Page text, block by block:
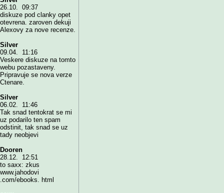
26.10. 09:37
diskuze pod clanky opet
otevrena. zaroven dekuji
Alexovy za nove recenze.
Silver
09.04. 11:16
Veskere diskuze na tomto
webu pozastaveny.
Pripravuje se nova verze
Ctenare.
Silver
06.02. 11:46
Tak snad tentokrat se mi
uz podarilo ten spam
odstinit, tak snad se uz
tady neobjevi
Dooren
28.12. 12:51
to saxx: zkus
www.jahodovi
.com/ebooks. html